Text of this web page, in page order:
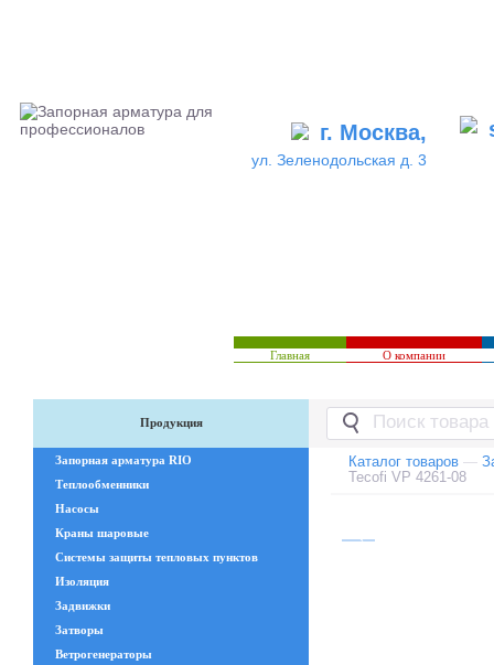
г. Москва,
ул. Зеленодольская д. 3
Главная О компании
Продукция
Запорная арматура RIO
Теплообменники
Насосы
Краны шаровые
Системы защиты тепловых пунктов
Изоляция
Задвижки
Затворы
Ветрогенераторы
Каталог товаров —
Tecofi VP 4261-08